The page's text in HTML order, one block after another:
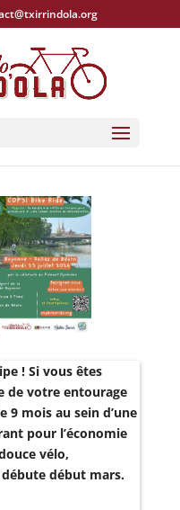
! Si vous êtes
de votre entourage
9 mois au sein d’une
pour l’économie
vélo,
début mars.